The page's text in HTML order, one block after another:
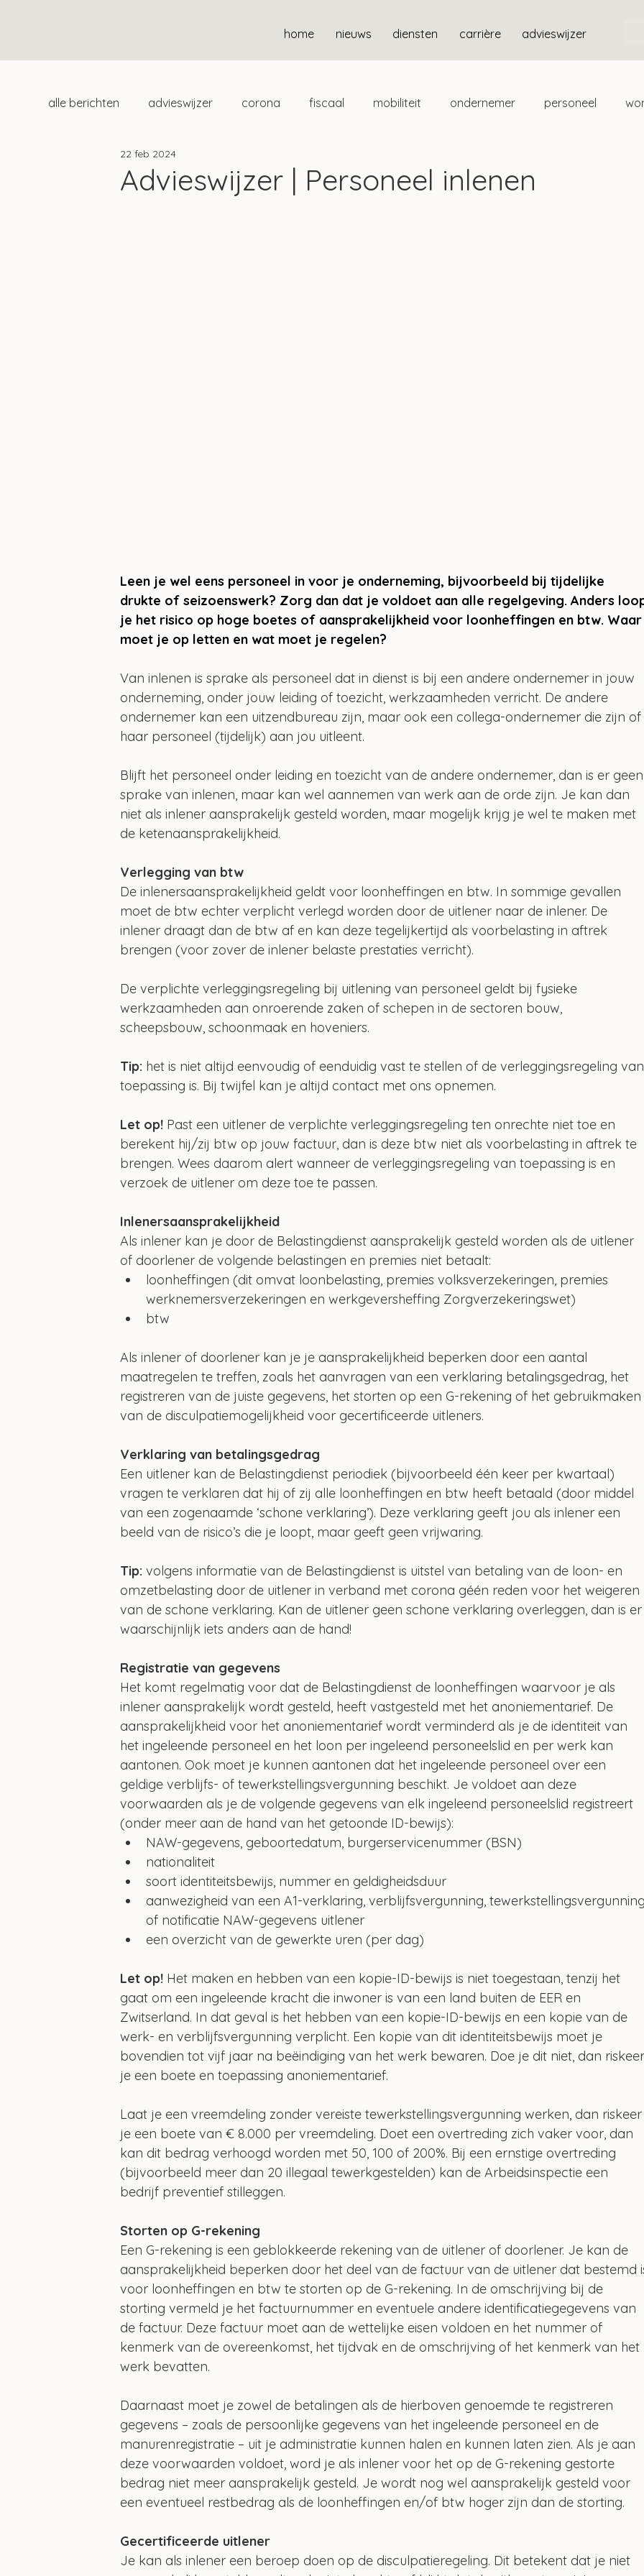
home nieuws diensten carrière advieswijzer
alle berichten advieswijzer corona fiscaal mobiliteit ondernemer personeel
duurzaam home
Advieswijzer | Personeel inlenen
22 feb 2024
Leen je wel eens personeel in voor je onderneming, bijvoorbeeld bij tijdelijke
drukte of seizoenswerk? Zorg dan dat je voldoet aan alle regelgeving. Anders
je het risico op hoge boetes of aansprakelijkheid voor loonheffingen en btw.
moet je op letten en wat moet je regelen?
Van inlenen is sprake als personeel dat in dienst is bij een andere ondernemer in jouw
onderneming, onder jouw leiding of toezicht, werkzaamheden verricht. De andere
ondernemer kan een uitzendbureau zijn, maar ook een collega-ondernemer die zijn
haar personeel (tijdelijk) aan jou uitleent.
Blijft het personeel onder leiding en toezicht van de andere ondernemer, dan is er
sprake van inlenen, maar kan wel aannemen van werk aan de orde zijn. Je kan dan
niet als inlener aansprakelijk gesteld worden, maar mogelijk krijg je wel te maken met
de ketenaansprakelijkheid.
Verlegging van btw
De inlenersaansprakelijkheid geldt voor loonheffingen en btw. In sommige gevallen
moet de btw echter verplicht verlegd worden door de uitlener naar de inlener. De
inlener draagt dan de btw af en kan deze tegelijkertijd als voorbelasting in aftrek
brengen (voor zover de inlener belaste prestaties verricht).
De verplichte verleggingsregeling bij uitlening van personeel geldt bij fysieke
werkzaamheden aan onroerende zaken of schepen in de sectoren bouw,
scheepsbouw, schoonmaak en hoveniers.
Tip: het is niet altijd eenvoudig of eenduidig vast te stellen of de verleggingsregeling
toepassing is. Bij twijfel kan je altijd contact met ons opnemen.
Let op! Past een uitlener de verplichte verleggingsregeling ten onrechte niet toe en
berekent hij/zij btw op jouw factuur, dan is deze btw niet als voorbelasting in aftrek te
brengen. Wees daarom alert wanneer de verleggingsregeling van toepassing is en
verzoek de uitlener om deze toe te passen.
Inlenersaansprakelijkheid
Als inlener kan je door de Belastingdienst aansprakelijk gesteld worden als de uitlener
of doorlener de volgende belastingen en premies niet betaalt:
loonheffingen (dit omvat loonbelasting, premies volksverzekeringen, premies
werknemersverzekeringen en werkgeversheffing Zorgverzekeringswet)
btw
Als inlener of doorlener kan je je aansprakelijkheid beperken door een aantal
maatregelen te treffen, zoals het aanvragen van een verklaring betalingsgedrag, het
registreren van de juiste gegevens, het storten op een G-rekening of het
van de disculpatiemogelijkheid voor gecertificeerde uitleners.
Verklaring van betalingsgedrag
Een uitlener kan de Belastingdienst periodiek (bijvoorbeeld één keer per kwartaal)
vragen te verklaren dat hij of zij alle loonheffingen en btw heeft betaald (door middel
van een zogenaamde ‘schone verklaring’). Deze verklaring geeft jou als inlener een
beeld van de risico’s die je loopt, maar geeft geen vrijwaring.
Tip: volgens informatie van de Belastingdienst is uitstel van betaling van de loon- en
omzetbelasting door de uitlener in verband met corona géén reden voor het weigeren
van de schone verklaring. Kan de uitlener geen schone verklaring overleggen, dan is
waarschijnlijk iets anders aan de hand!
Registratie van gegevens
Het komt regelmatig voor dat de Belastingdienst de loonheffingen waarvoor je als
inlener aansprakelijk wordt gesteld, heeft vastgesteld met het anoniementarief. De
aansprakelijkheid voor het anoniementarief wordt verminderd als je de identiteit van
het ingeleende personeel en het loon per ingeleend personeelslid en per werk kan
aantonen. Ook moet je kunnen aantonen dat het ingeleende personeel over een
geldige verblijfs- of tewerkstellingsvergunning beschikt. Je voldoet aan deze
voorwaarden als je de volgende gegevens van elk ingeleend personeelslid registreert
(onder meer aan de hand van het getoonde ID-bewijs):
NAW-gegevens, geboortedatum, burgerservicenummer (BSN)
nationaliteit
soort identiteitsbewijs, nummer en geldigheidsduur
aanwezigheid van een A1-verklaring, verblijfsvergunning,
of notificatie NAW-gegevens uitlener
een overzicht van de gewerkte uren (per dag)
Let op! Het maken en hebben van een kopie-ID-bewijs is niet toegestaan, tenzij het
gaat om een ingeleende kracht die inwoner is van een land buiten de EER en
Zwitserland. In dat geval is het hebben van een kopie-ID-bewijs en een kopie van de
werk- en verblijfsvergunning verplicht. Een kopie van dit identiteitsbewijs moet je
bovendien tot vijf jaar na beëindiging van het werk bewaren. Doe je dit niet, dan
je een boete en toepassing anoniementarief.
Laat je een vreemdeling zonder vereiste tewerkstellingsvergunning werken, dan
je een boete van € 8.000 per vreemdeling. Doet een overtreding zich vaker voor, dan
kan dit bedrag verhoogd worden met 50, 100 of 200%. Bij een ernstige overtreding
(bijvoorbeeld meer dan 20 illegaal tewerkgestelden) kan de Arbeidsinspectie een
bedrijf preventief stilleggen.
Storten op G-rekening
Een G-rekening is een geblokkeerde rekening van de uitlener of doorlener. Je kan de
aansprakelijkheid beperken door het deel van de factuur van de uitlener dat bestemd
voor loonheffingen en btw te storten op de G-rekening. In de omschrijving bij de
storting vermeld je het factuurnummer en eventuele andere identificatiegegevens van
de factuur. Deze factuur moet aan de wettelijke eisen voldoen en het nummer of
kenmerk van de overeenkomst, het tijdvak en de omschrijving of het kenmerk van het
werk bevatten.
Daarnaast moet je zowel de betalingen als de hierboven genoemde te registreren
gegevens – zoals de persoonlijke gegevens van het ingeleende personeel en de
manurenregistratie – uit je administratie kunnen halen en kunnen laten zien. Als je aan
deze voorwaarden voldoet, word je als inlener voor het op de G-rekening gestorte
bedrag niet meer aansprakelijk gesteld. Je wordt nog wel aansprakelijk gesteld voor
een eventueel restbedrag als de loonheffingen en/of btw hoger zijn dan de storting.
Gecertificeerde uitlener
Je kan als inlener een beroep doen op de disculpatieregeling. Dit betekent dat je niet